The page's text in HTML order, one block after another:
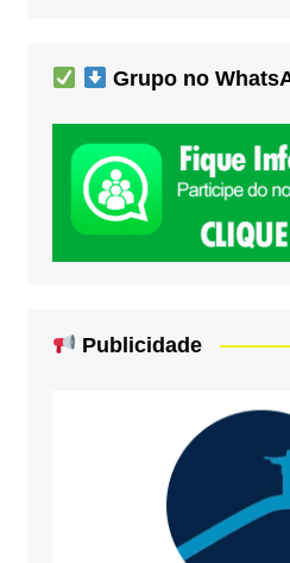
Grupo no
Publicidade